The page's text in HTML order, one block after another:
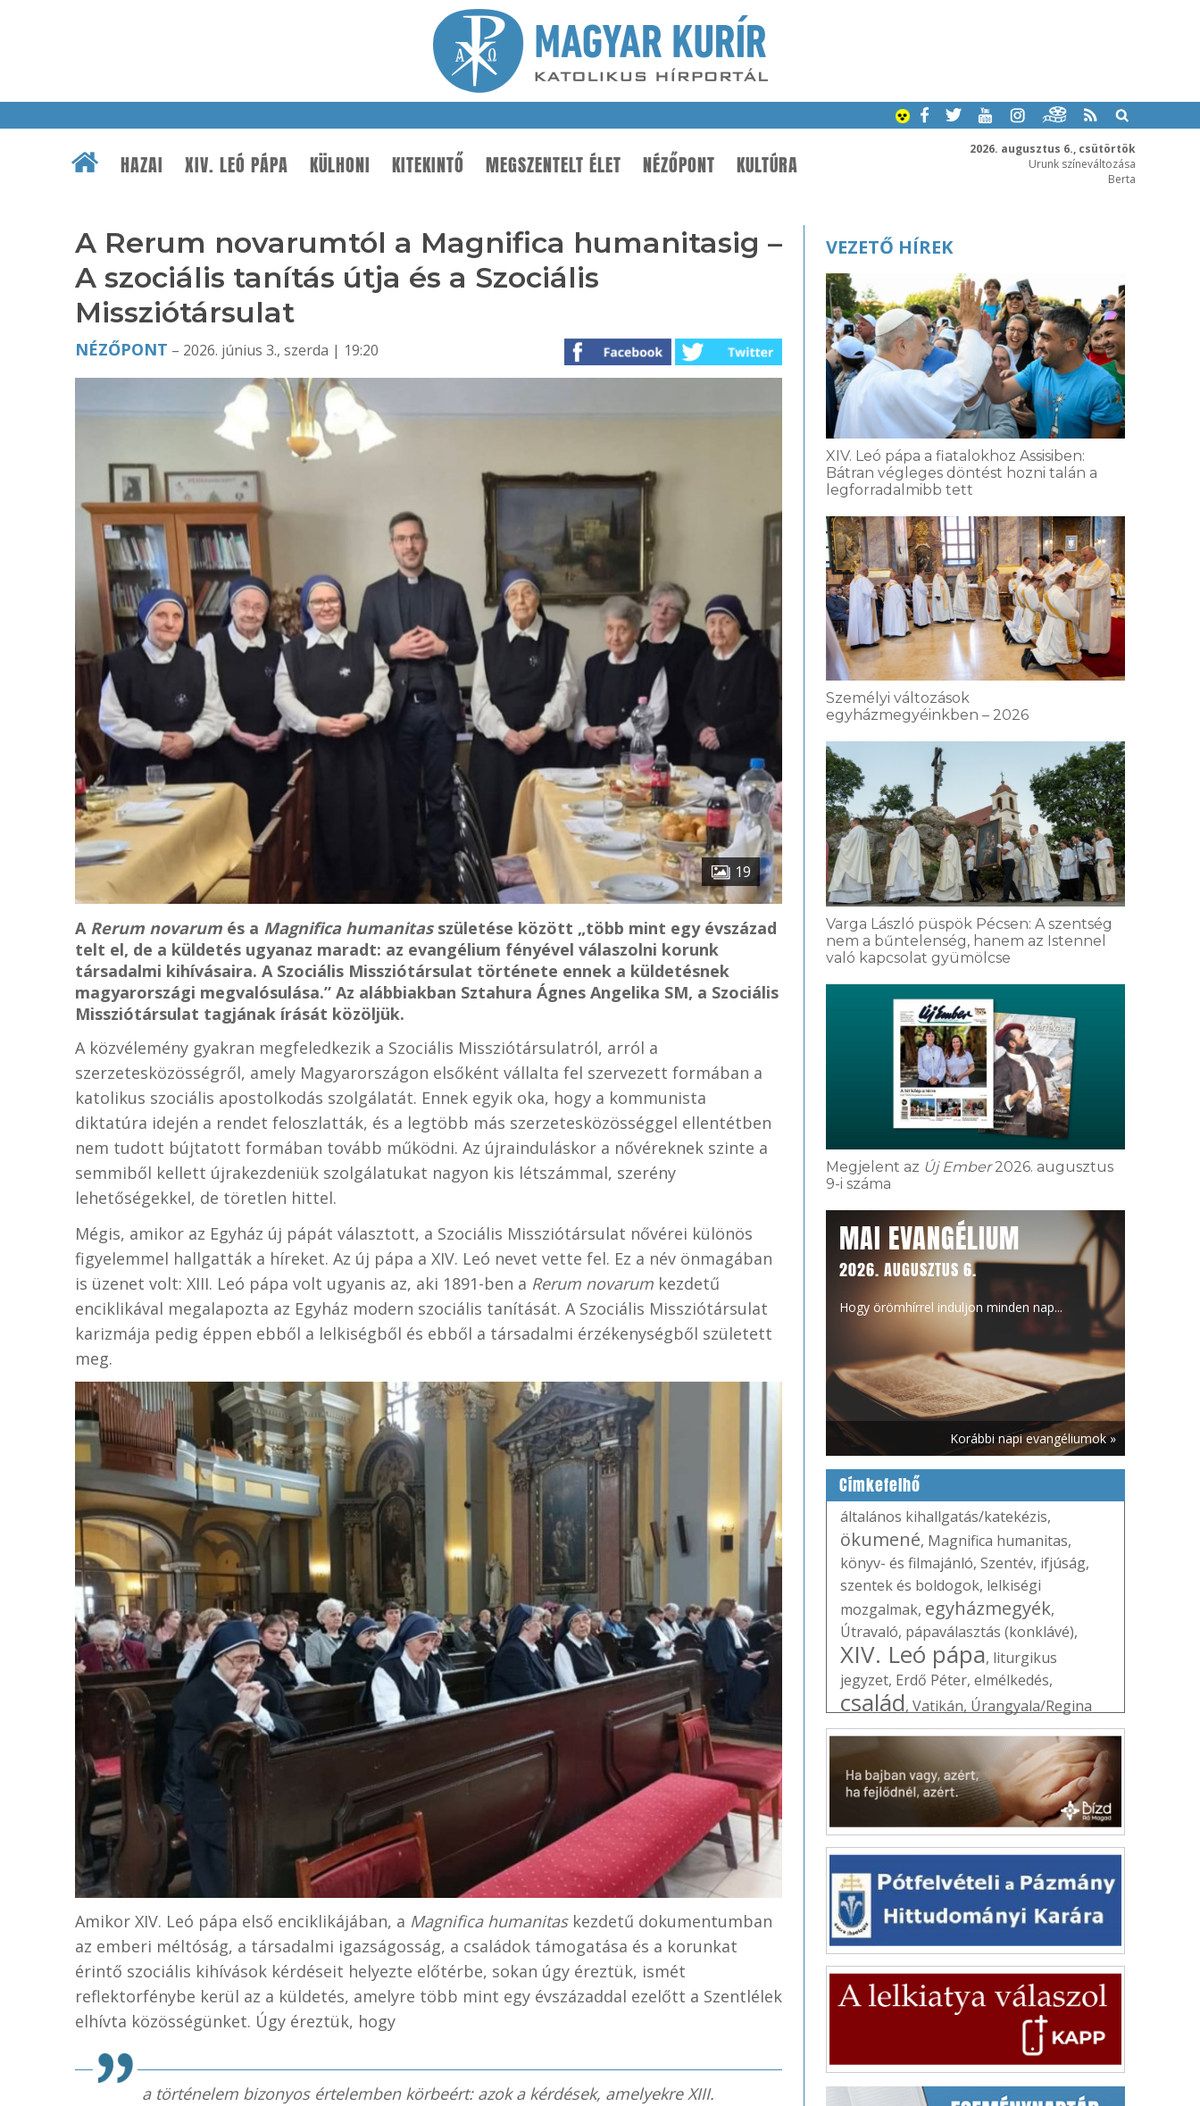
2026. augusztus 6., csütörtök
Urunk színeváltozása
Berta
HAZAI XIV. LEÓ PÁPA KÜLHONI KITEKINTŐ MEGSZENTELT ÉLET NÉZŐPONT KULTÚRA
A Rerum novarumtól a Magnifica humanitasig –
A szociális tanítás útja és a Szociális
Missziótársulat
NÉZŐPONT – 2026. június 3., szerda | 19:20
19
A Rerum novarum és a Magnifica humanitasszületése között „több mint egy évszázad
telt el, de a küldetés ugyanaz maradt: az evangélium fényével válaszolni korunk
társadalmi kihívásaira. A Szociális Missziótársulat története ennek a küldetésnek
magyarországi megvalósulása.” Az alábbiakban Sztahura Ágnes Angelika SM, a Szociális
Missziótársulat tagjának írását közöljük.
A közvélemény gyakran megfeledkezik a Szociális Missziótársulatról, arról a
szerzetesközösségről, amely Magyarországon elsőként vállalta fel szervezett formában a
katolikus szociális apostolkodás szolgálatát. Ennek egyik oka, hogy a kommunista
diktatúra idején a rendet feloszlatták, és a legtöbb más szerzetesközösséggel ellentétben
nem tudott bújtatott formában tovább működni. Az újrainduláskor a nővéreknek szinte a
semmiből kellett újrakezdeniük szolgálatukat nagyon kis létszámmal, szerény
lehetőségekkel, de töretlen hittel.
Mégis, amikor az Egyház új pápát választott, a Szociális Missziótársulat nővérei különös
figyelemmel hallgatták a híreket. Az új pápa a XIV. Leó nevet vette fel. Ez a név önmagában
is üzenet volt: XIII. Leó pápa volt ugyanis az, aki 1891-ben a Rerum novarum kezdetű
enciklikával megalapozta az Egyház modern szociális tanítását. A Szociális Missziótársulat
karizmája pedig éppen ebből a lelkiségből és ebből a társadalmi érzékenységből született
meg.
Amikor XIV. Leó pápa első enciklikájában, a Magnifica humanitaskezdetű dokumentumban
az emberi méltóság, a társadalmi igazságosság, a családok támogatása és a korunkat
érintő szociális kihívások kérdéseit helyezte előtérbe, sokan úgy éreztük, ismét
reflektorfénybe kerül az a küldetés, amelyre több mint egy évszázaddal ezelőtt a Szentlélek
elhívta közösségünket. Úgy éreztük, hogy
a történelem bizonyos értelemben körbeért: azok a kérdések, amelyekre XIII.
VEZETŐ HÍREK
XIV. Leó pápa a fiatalokhoz Assisiben:
Bátran végleges döntést hozni talán a
legforradalmibb tett
Személyi változások
egyházmegyéinkben – 2026
Varga László püspök Pécsen: A szentség
nem a bűntelenség, hanem az Istennel
való kapcsolat gyümölcse
Megjelent az Új Ember2026. augusztus
9-i száma
MAI EVANGÉLIUM
2026. AUGUSZTUS 6.
Hogy örömhírrel induljon minden nap...
Korábbi napi evangéliumok »
Címkefelhő
általános kihallgatás/katekézis,
ökumené, Magnifica humanitas,
könyv- és filmajánló, Szentév, ifjúság,
szentek és boldogok, lelkiségi
mozgalmak, egyházmegyék,
Útravaló, pápaválasztás (konklávé),
XIV. Leó pápa, liturgikus
jegyzet, Erdő Péter, elmélkedés,
család, Vatikán, Úrangyala/Regina
Coeli